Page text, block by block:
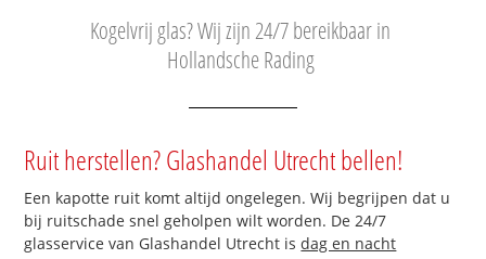
Kogelvrij glas? Wij zijn 24/7 bereikbaar in
Hollandsche Rading
Ruit herstellen? Glashandel Utrecht bellen!
Een kapotte ruit komt altijd ongelegen. Wij begrijpen dat u
bij ruitschade snel geholpen wilt worden. De 24/7
glasservice van Glashandel Utrecht isdag en nacht